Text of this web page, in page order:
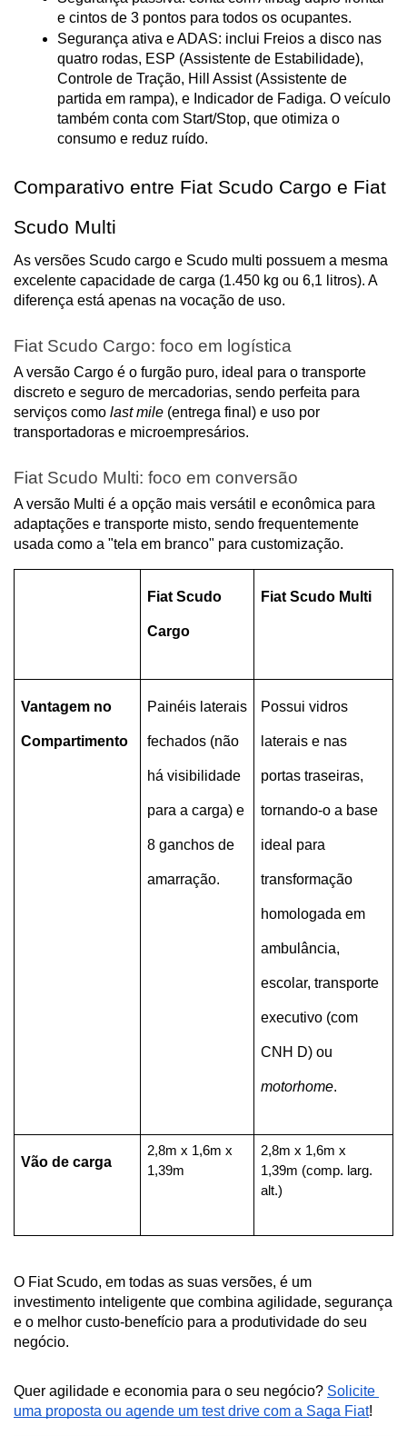
e cintos de 3 pontos para todos os ocupantes.
Segurança ativa e ADAS: inclui Freios a disco nas
quatro rodas, ESP (Assistente de Estabilidade),
Controle de Tração, Hill Assist (Assistente de
partida em rampa), e Indicador de Fadiga. O veículo
também conta com Start/Stop, que otimiza o
consumo e reduz ruído.
Comparativo entre Fiat Scudo Cargo e Fiat
Scudo Multi
As versões Scudo cargo e Scudo multi possuem a mesma
excelente capacidade de carga (1.450 kg ou 6,1 litros). A
diferença está apenas na vocação de uso.
Fiat Scudo Cargo: foco em logística
A versão Cargo é o furgão puro, ideal para o transporte
discreto e seguro de mercadorias, sendo perfeita para
serviços como last mile (entrega final) e uso por
transportadoras e microempresários.
Fiat Scudo Multi: foco em conversão
A versão Multi é a opção mais versátil e econômica para
adaptações e transporte misto, sendo frequentemente
usada como a "tela em branco" para customização.
Fiat Scudo
Cargo
Fiat Scudo Multi
Vantagem no
Compartimento
Painéis laterais
fechados (não
há visibilidade
para a carga) e
8 ganchos de
amarração.
Possui vidros
laterais e nas
portas traseiras,
tornando-o a base
ideal para
transformação
homologada em
ambulância,
escolar, transporte
executivo (com
motorhome.
Vão de carga
2,8m x 1,6m x
1,39m
2,8m x 1,6m x
1,39m (comp. larg.
alt.)
O Fiat Scudo, em todas as suas versões, é um
investimento inteligente que combina agilidade, segurança
e o melhor custo-benefício para a produtividade do seu
negócio.
Quer agilidade e economia para o seu negócio? Solicite
uma proposta ou agende um test drive com a Saga Fiat!